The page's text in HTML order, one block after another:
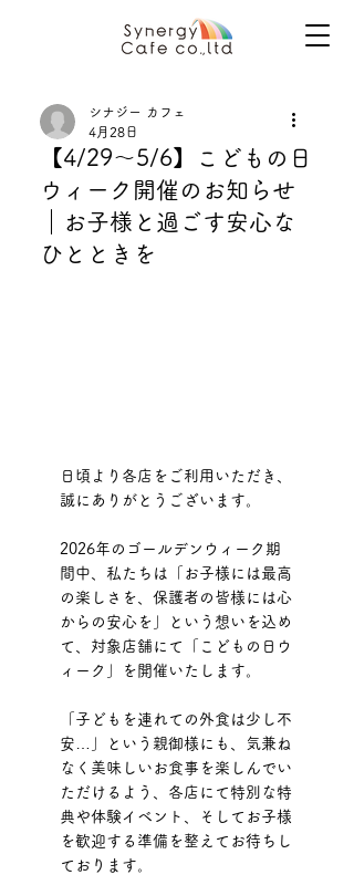
【4/29〜5/6】こどもの日
ウィーク開催のお知らせ
｜お子様と過ごす安心な
ひとときを
シナジー カフェ
4月28日
日頃より各店をご利用いただき、
誠にありがとうございます。
2026年のゴールデンウィーク期
間中、私たちは「お子様には最高
の楽しさを、保護者の皆様には心
からの安心を」という想いを込め
て、対象店舗にて「こどもの日ウ
ィーク」を開催いたします。
「子どもを連れての外食は少し不
安…」という親御様にも、気兼ね
なく美味しいお食事を楽しんでい
ただけるよう、各店にて特別な特
典や体験イベント、そしてお子様
を歓迎する準備を整えてお待ちし
ております。